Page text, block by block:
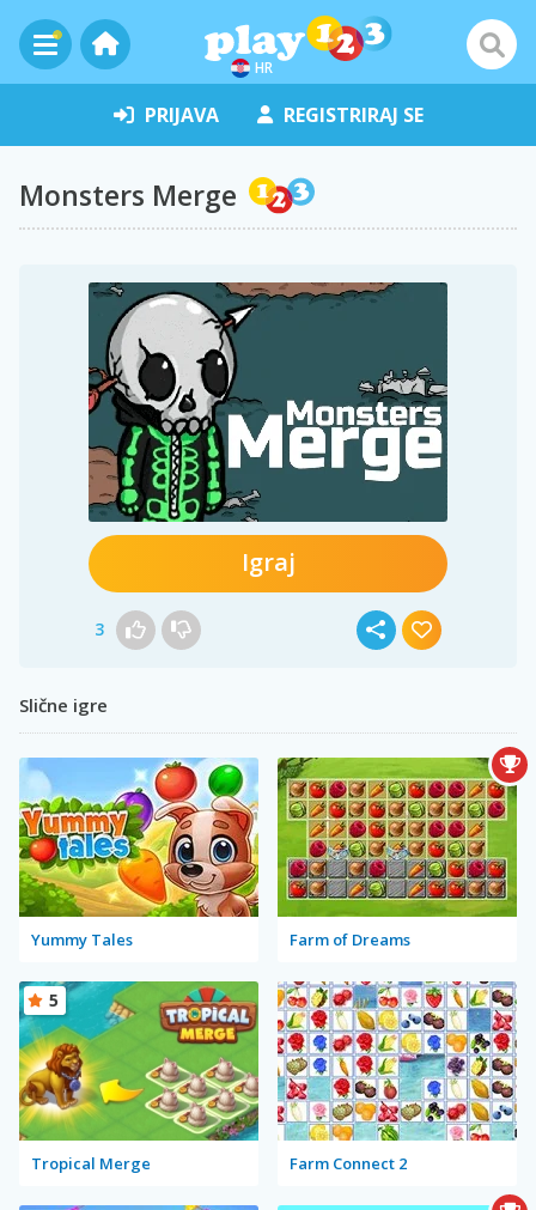
HR
PRIJAVA REGISTRIRAJ SE
Monsters Merge
Igraj
3
Slične igre
Yummy Tales Farm of Dreams
Tropical Merge
5
Farm Connect 2